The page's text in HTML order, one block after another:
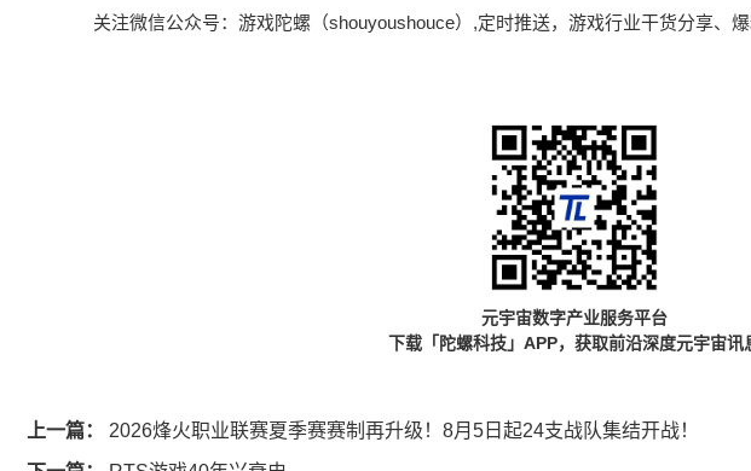
关注微信公众号：游戏陀螺（shouyoushouce）,定时推送，游戏行业干货分享、爆
元宇宙数字产业服务平台
下载「陀螺科技」APP，获取前沿深度元宇宙讯
上一篇： 2026烽火职业联赛夏季赛赛制再升级！8月5日起24支战队集结开战！